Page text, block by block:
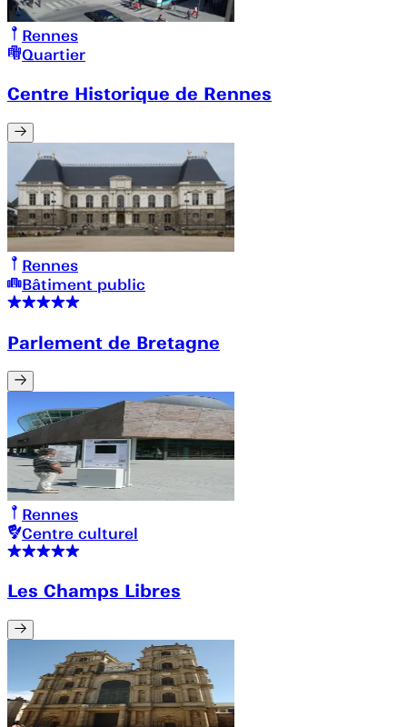
Rennes
Quartier
Centre Historique de Rennes
Rennes
Bâtiment public
Parlement de Bretagne
Rennes
Centre culturel
Les Champs Libres